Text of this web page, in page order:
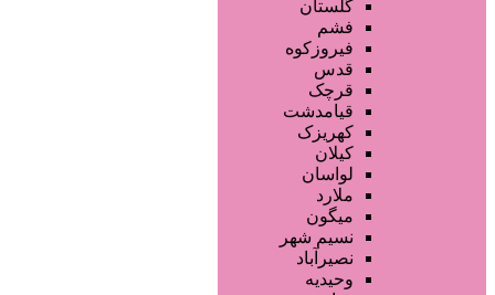
گلستان
فشم
فیروزکوه
قدس
قرچک
قیامدشت
کهریزک
کیلان
لواسان
ملارد
میگون
نسیم شهر
نصیرآباد
وحیدیه
صفحه اصلی
آگهی انبوه
طراحی سایت
صفحه اختصاصی
لیست سایتهای تبلیغاتی